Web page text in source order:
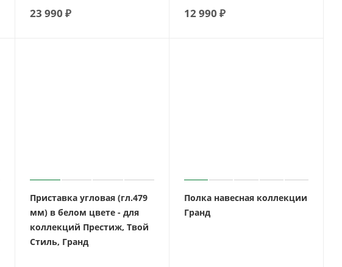
23 990 ₽ 12 990 ₽
Приставка угловая (гл.479
мм) в белом цвете - для
коллекций Престиж, Твой
Стиль, Гранд
Полка навесная коллекции
Гранд